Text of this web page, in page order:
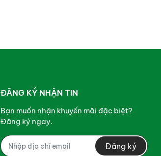
ĐĂNG KÝ NHẬN TIN
Bạn muốn nhận khuyến mãi đặc biệt?
Đăng ký ngay.
Đăng ký